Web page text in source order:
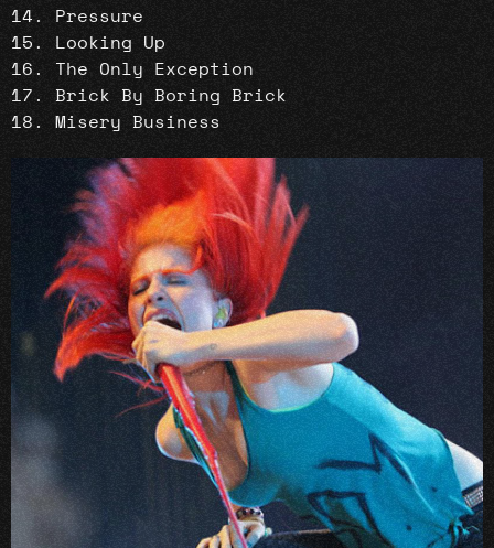
Pressure
Looking Up
The Only Exception
Brick By Boring Brick
Misery Business